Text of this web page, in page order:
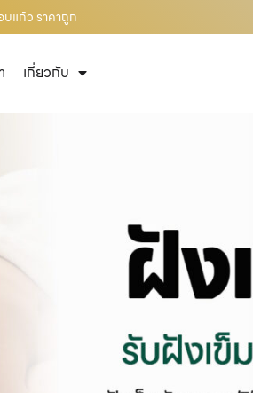
บแก้ว ราคาถูก
เกี่ยวกับ